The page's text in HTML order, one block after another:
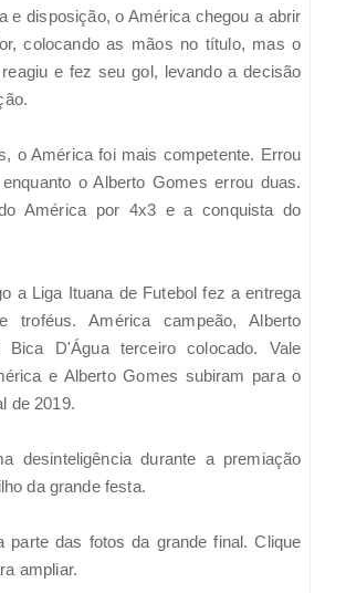
e disposição, o América chegou a abrir
colocando as mãos no título, mas o
e fez seu gol, levando a decisão
o América foi mais competente. Errou
o Alberto Gomes errou duas.
América por 4x3 e a conquista do
a Liga Ituana de Futebol fez a entrega
troféus. América campeão, Alberto
D'Água terceiro colocado. Vale
e Alberto Gomes subiram para o
de 2019.
desinteligência durante a premiação
da grande festa.
parte das fotos da grande final. Clique
ampliar.